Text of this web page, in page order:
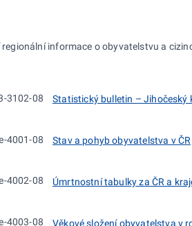
regionální informace o obyvatelstvu a
3102-08 Statistický bulletin – Jihočeský
4001-08 Stav a pohyb obyvatelstva v ČR
4002-08 Úmrtnostní tabulky za ČR a
4003-08 Věkové složení obyvatelstva v